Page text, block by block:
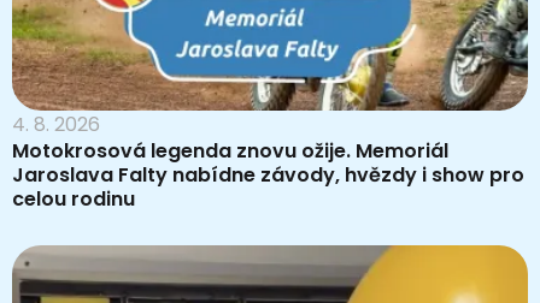
4. 8. 2026
Motokrosová legenda znovu ožije. Memoriál
Jaroslava Falty nabídne závody, hvězdy i show pro
celou rodinu